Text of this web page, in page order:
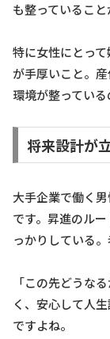
も整っていること
特に女性にとっ
が手厚いこと。
環境が整っている
将来設計が
大手企業で働く
です。昇進のル
っかりしている
「この先どうな
く、安心して人
ですよね。